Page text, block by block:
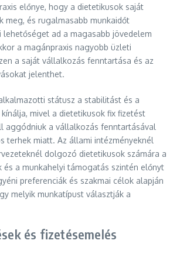
előnye, hogy a dietetikusok saját
meg, és rugalmasabb munkaidőt
lehetőséget ad a magasabb jövedelem
a magánpraxis nagyobb üzleti
a saját vállalkozás fenntartása és az
jelenthet.
státusz a stabilitást és a
mivel a dietetikusok fix fizetést
aggódniuk a vállalkozás fenntartásával
terhek miatt. Az állami intézményeknél
dolgozó dietetikusok számára a
és a munkahelyi támogatás szintén előnyt
preferenciák és szakmai célok alapján
melyik munkatípust választják a
és fizetésemelés